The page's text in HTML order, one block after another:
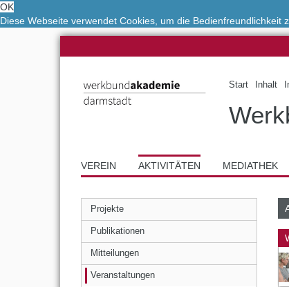
OK
Diese Webseite verwendet Cookies, um die Bedienfreundlichkeit
Start Inhalt
VEREIN AKTIVITÄTEN MEDIATHEK
Projekte
Publikationen
Mitteilungen
Veranstaltungen